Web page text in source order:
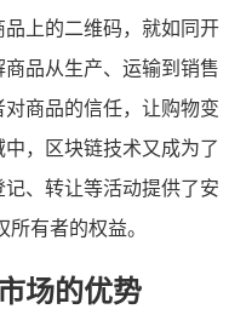
上的二维码，就如同开
品从生产、运输到销售
商品的信任，让购物变
，区块链技术又成为了
、转让等活动提供了安
有者的权益。
场的优势